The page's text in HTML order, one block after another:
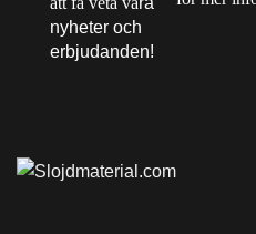
nyheter och
erbjudanden!